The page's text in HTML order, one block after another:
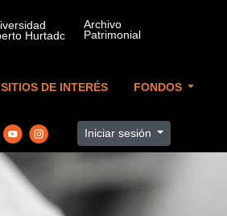
SITIOS DE INTERÉS FONDOS
Iniciar sesión